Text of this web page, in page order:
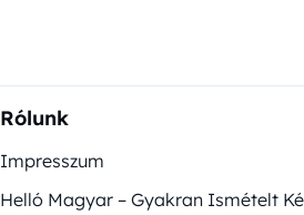
Rólunk
Impresszum
Helló Magyar – Gyakran Ismételt